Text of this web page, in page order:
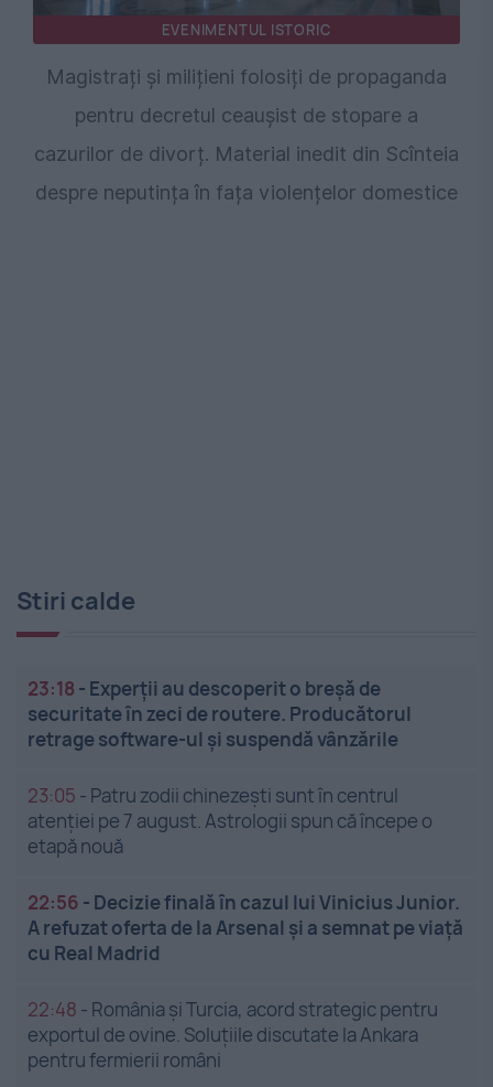
EVENIMENTUL ISTORIC
Magistrați și milițieni folosiți de propaganda
pentru decretul ceaușist de stopare a
cazurilor de divorț. Material inedit din Scînteia
despre neputința în fața violențelor domestice
Stiri calde
23:18 - Experții au descoperit o breșă de
securitate în zeci de routere. Producătorul
retrage software-ul și suspendă vânzările
23:05 - Patru zodii chinezești sunt în centrul
atenției pe 7 august. Astrologii spun că începe o
etapă nouă
22:56 - Decizie finală în cazul lui Vinicius Junior.
A refuzat oferta de la Arsenal și a semnat pe viață
cu Real Madrid
22:48 - România și Turcia, acord strategic pentru
exportul de ovine. Soluțiile discutate la Ankara
pentru fermierii români